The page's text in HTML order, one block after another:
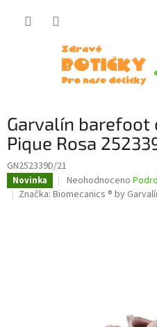
Garvalín barefoot
Pique Rosa
GN252339D/21
Novinka
Průměrné
hodnocení
Neohodnoceno
Značka: Biomecanics ® by